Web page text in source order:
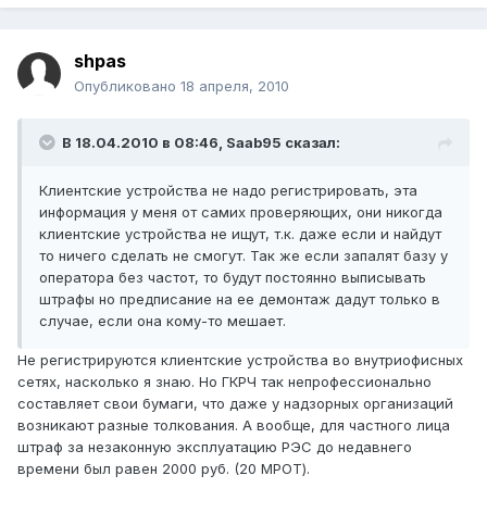
shpas
Опубликовано 18 апреля, 2010
В 18.04.2010 в 08:46, Saab95 сказал:
Клиентские устройства не надо регистрировать, эта
информация у меня от самих проверяющих, они никогда
клиентские устройства не ищут, т.к. даже если и найдут
то ничего сделать не смогут. Так же если запалят базу у
оператора без частот, то будут постоянно выписывать
штрафы но предписание на ее демонтаж дадут только в
случае, если она кому-то мешает.
Не регистрируются клиентские устройства во внутриофисных
сетях, насколько я знаю. Но ГКРЧ так непрофессионально
составляет свои бумаги, что даже у надзорных организаций
возникают разные толкования. А вообще, для частного лица
штраф за незаконную эксплуатацию РЭС до недавнего
времени был равен 2000 руб. (20 МРОТ).